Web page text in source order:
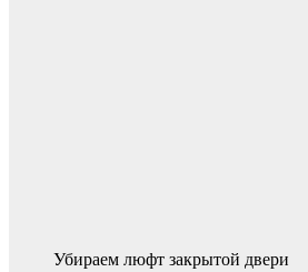
Убираем люфт закрытой двери